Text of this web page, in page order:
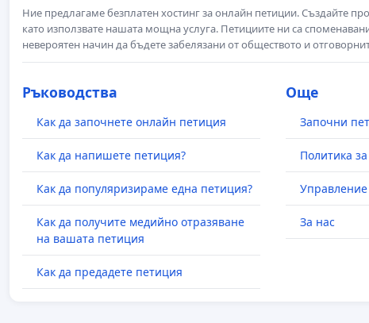
Ние предлагаме безплатен хостинг за онлайн петиции. Създайте
като използвате нашата мощна услуга. Петициите ни са
невероятен начин да бъдете забелязани от обществото и
Ръководства
Как да започнете онлайн петиция
Как да напишете петиция?
Как да популяризираме една петиция?
Как да получите медийно отразяване
на вашата петиция
Как да предадете петиция
Още
Започни
Политика
Управление
За нас